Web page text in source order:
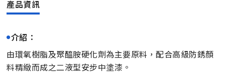
介紹：
由環氧樹脂及聚醯胺硬化劑為主要原料，配合高級防銹顏
料精緻而成之二液型安步中塗漆。